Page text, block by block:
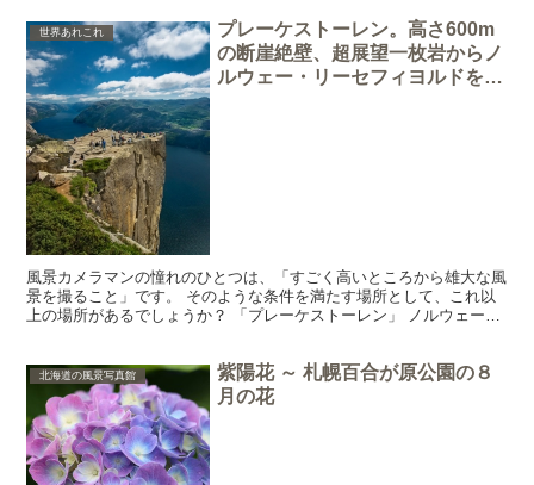
世界あれこれ
プレーケストーレン。高さ600m
の断崖絶壁、超展望一枚岩からノ
ルウェー・リーセフィヨルドを眺
風景カメラマンの憧れのひとつは、「すごく高いところから雄大な風
景を撮ること」です。 そのような条件を満たす場所として、これ以
上の場所があるでしょうか？ 「プレーケストーレン」 ノルウェー・
北海道の風景写真館
紫陽花 ～ 札幌百合が原公園の８
月の花